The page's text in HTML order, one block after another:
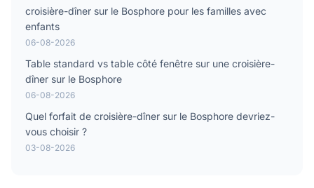
croisière-dîner sur le Bosphore pour les familles avec
enfants
06-08-2026
Table standard vs table côté fenêtre sur une croisière-
dîner sur le Bosphore
06-08-2026
Quel forfait de croisière-dîner sur le Bosphore devriez-
vous choisir ?
03-08-2026